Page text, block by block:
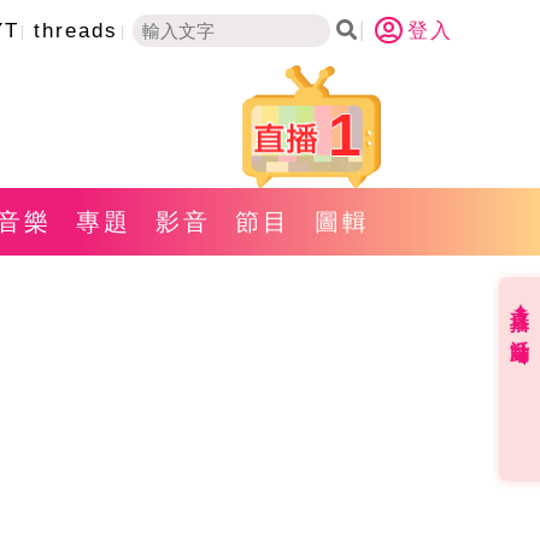
threads 登入
1
樂 專題 影音 節目 圖輯
直播✦活動